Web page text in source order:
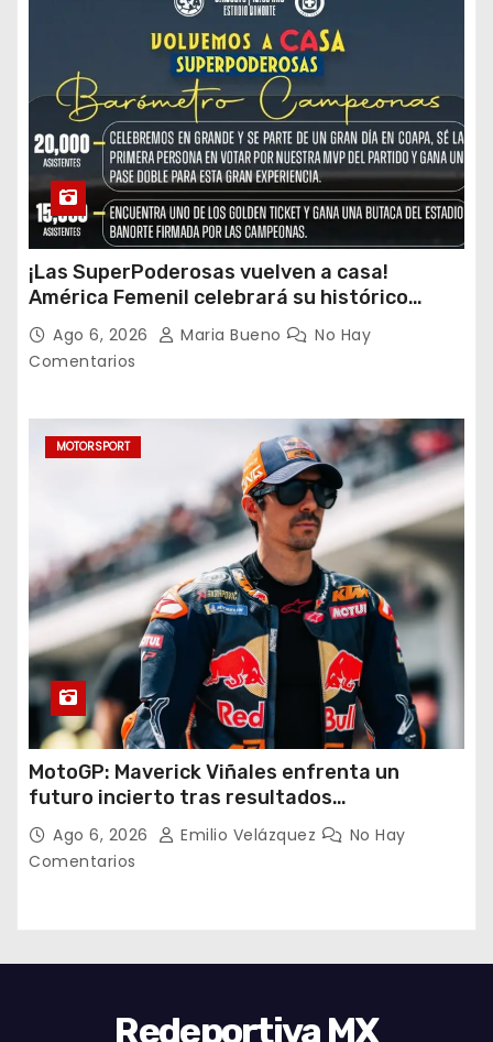
¡Las SuperPoderosas vuelven a casa!
América Femenil celebrará su histórico
triplete con una auténtica fiesta ante Cruz
Azul
Ago 6, 2026 Maria Bueno
No Hay
Comentarios
MOTORSPORT
MotoGP: Maverick Viñales enfrenta un
futuro incierto tras resultados
decepcionantes
Ago 6, 2026 Emilio Velázquez
No Hay
Comentarios
Redeportiva MX